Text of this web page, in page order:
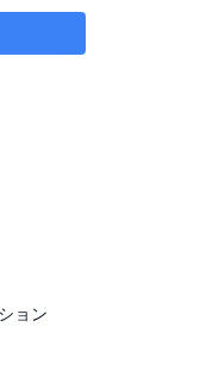
ョン